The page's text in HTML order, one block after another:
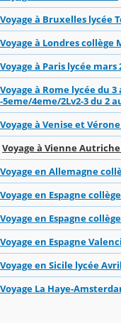
Voyage à Bruxelles lycée
Voyage à Londres collège
Voyage à Paris lycée mars
Voyage à Rome lycée du
-5eme/4eme/2Lv2-3 du 2
Voyage à Venise et
Voyage à Vienne
Voyage en Allemagne
Voyage en Espagne
Voyage en Espagne
Voyage en Espagne
Voyage en Sicile lycée
Voyage La Haye-